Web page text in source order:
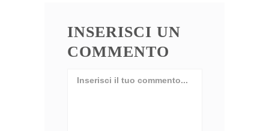
INSERISCI UN
COMMENTO